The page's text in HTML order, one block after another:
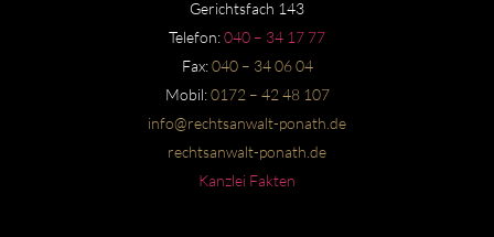
Gerichtsfach 143
Telefon:040 – 34 17 77
Fax:040 – 34 06 04
Mobil:0172 – 42 48 107
info@rechtsanwalt-ponath.de
rechtsanwalt-ponath.de
Kanzlei Fakten